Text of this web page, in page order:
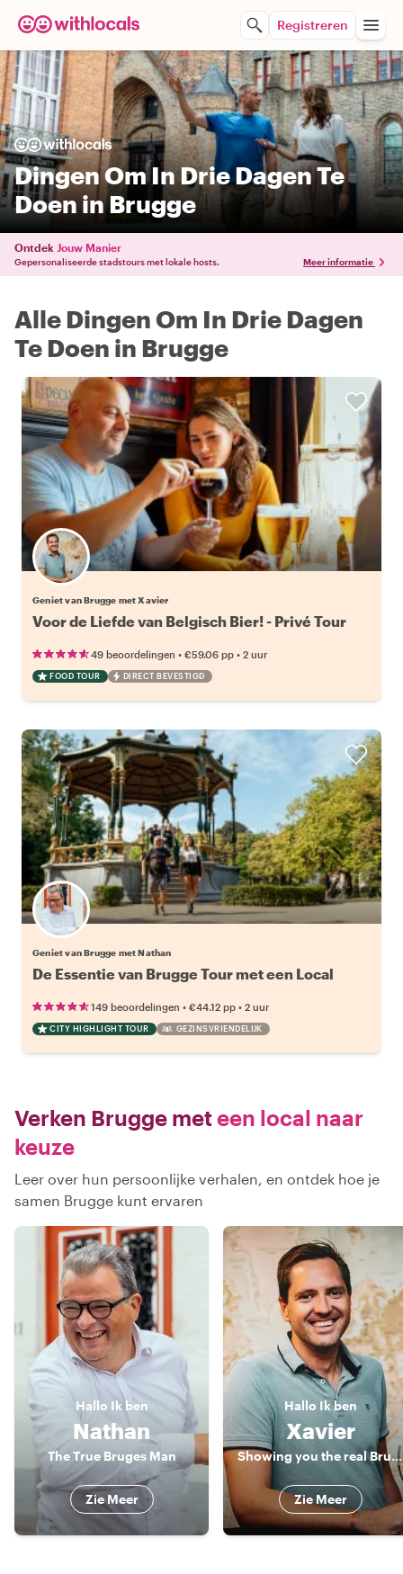
Registreren
Dingen Om In Drie Dagen Te
Doen in Brugge
Ontdek Jouw Manier
Gepersonaliseerde stadstours met lokale hosts. Meer informatie
Alle Dingen Om In Drie Dagen
Te Doen in Brugge
Geniet van Brugge met Xavier
Voor de Liefde van Belgisch Bier! - Privé Tour
49 beoordelingen • €59.06 pp • 2 uur
FOOD TOUR DIRECT BEVESTIGD
Geniet van Brugge met Nathan
De Essentie van Brugge Tour met een Local
149 beoordelingen • €44.12 pp • 2 uur
CITY HIGHLIGHT TOUR GEZINSVRIENDELIJK
Verken Brugge meteen local naar
keuze
Leer over hun persoonlijke verhalen, en ontdek hoe je
samen Brugge kunt ervaren
Hallo Ik ben
Nathan
The True Bruges Man
Zie Meer
Hallo Ik ben
Xavier
Showing you the real Bruges, and beyond
Zie Meer